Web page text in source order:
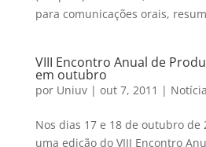
para comunicações orais,
VIII Encontro Anual de
em outubro
por Uniuv| out 7, 2011 | Notícia
Nos dias 17 e 18 de outubro de
uma edição do VIII Encontro